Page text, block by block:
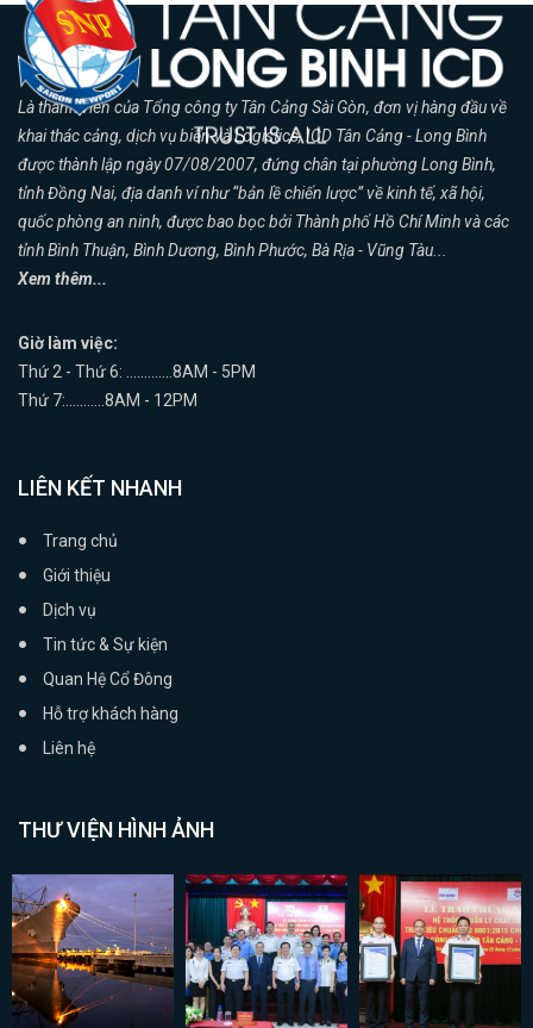
Là thành viên của Tổng công ty Tân Cảng Sài Gòn, đơn vị hàng đầu về
khai thác cảng, dịch vụ biển và Logistics, ICD Tân Cảng - Long Bình
được thành lập ngày 07/08/2007, đứng chân tại phường Long Bình,
tỉnh Đồng Nai, địa danh ví như “bản lề chiến lược” về kinh tế, xã hội,
quốc phòng an ninh, được bao bọc bởi Thành phố Hồ Chí Minh và các
tỉnh Bình Thuận, Bình Dương, Bình Phước, Bà Rịa - Vũng Tàu...
Xem thêm...
Giờ làm việc:
Thứ 2 - Thứ 6: .............8AM - 5PM
Thứ 7:...........8AM - 12PM
LIÊN KẾT NHANH
Trang chủ
Giới thiệu
Dịch vụ
Tin tức & Sự kiện
Quan Hệ Cổ Đông
Hỗ trợ khách hàng
Liên hệ
THƯ VIỆN HÌNH ẢNH